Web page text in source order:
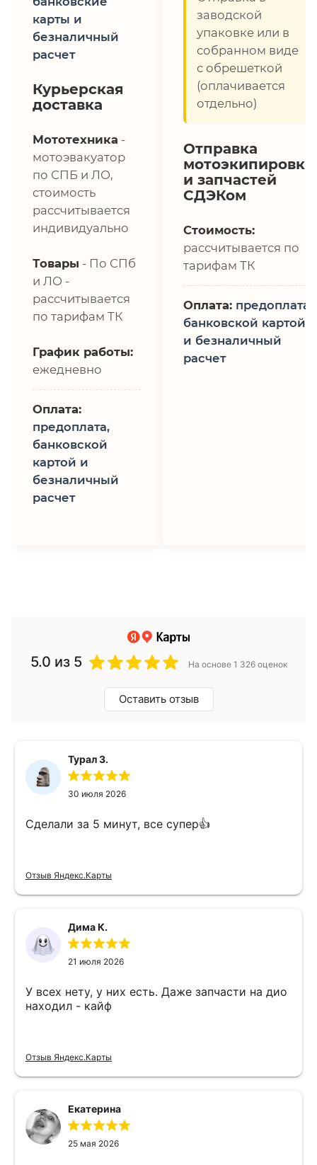
карты и
безналичный
расчет
Курьерская
доставка
Мототехника -
мотоэвакуатор
по СПБ и ЛО,
стоимость
рассчитывается
индивидуально
Товары - По СПб
и ЛО -
рассчитывается
по тарифам ТК
График работы:
ежедневно
Оплата:
предоплата,
банковской
картой и
безналичный
расчет
заводской
упаковке или в
собранном виде
с обрешеткой
(оплачивается
отдельно)
Отправка
мотоэкипировки
и запчастей
СДЭКом
Стоимость:
рассчитывается по
тарифам ТК
Оплата: предоплата,
банковской картой
и безналичный
расчет
5.0 из 5 На основе 1 326 оценок
Оставить отзыв
Турал З.
30 июля 2026
Сделали за 5 минут, все супер👍
Отзыв Яндекс.Карты
Дима К.
21 июля 2026
У всех нету, у них есть. Даже запчасти на дио
находил - кайф
Отзыв Яндекс.Карты
Екатерина
25 мая 2026